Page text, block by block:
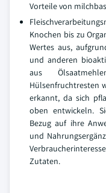
Vorteile von
Knochen bis zu
Wertes aus,
und anderen
aus
Hülsenfruchtresten
erkannt, da sich
oben entwickeln.
Bezug auf ihre
und
Zutaten.